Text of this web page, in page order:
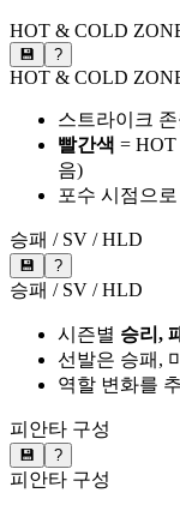
HOT & COLD
💾 ?
HOT & COLD
스트라이크
빨간색 =
음)
포수 시점으
승패 / SV / HLD
💾 ?
승패 / SV / HLD
시즌별 승리,
선발은 승패,
역할 변화를
피안타 구성
💾 ?
피안타 구성